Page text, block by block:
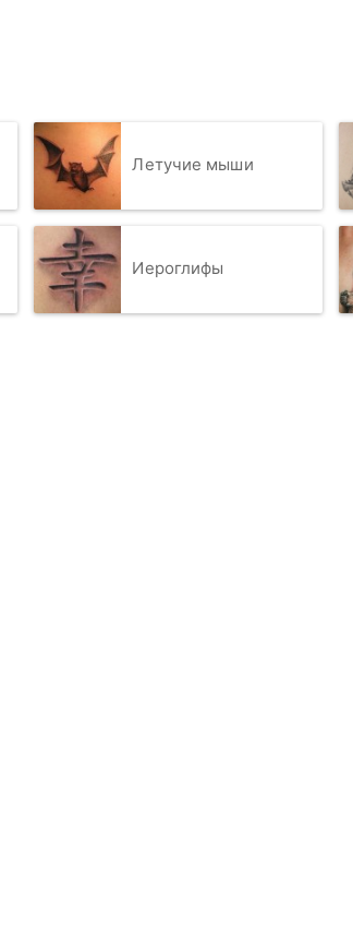
Летучие мыши
Иероглифы